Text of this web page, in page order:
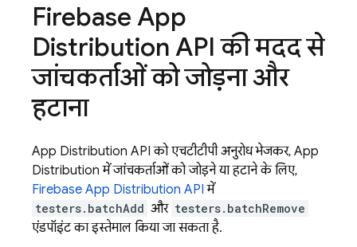
Firebase App
Distribution API की मदद से
जांचकर्ताओं को जोड़ना और
हटाना
App Distribution API को एचटीटीपी अनुरोध भेजकर, App
Distribution में जांचकर्ताओं को जोड़ने या हटाने के लिए,
Firebase App Distribution API में
testers.batchAdd और testers.batchRemove
एंडपॉइंट का इस्तेमाल किया जा सकता है.